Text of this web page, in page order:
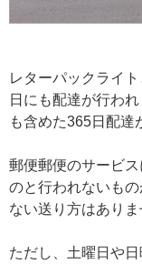
レターパックライ
日にも配達が行わ
も含めた365日配達
郵便郵便のサービ
のと行われないも
ない送り方はありま
ただし、土曜日や